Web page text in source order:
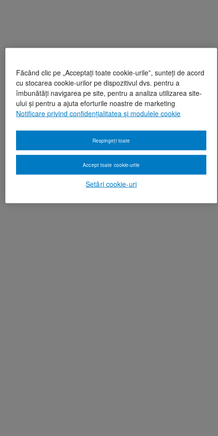
Făcând clic pe „Acceptați toate cookie-urile”, sunteți de acord
cu stocarea cookie-urilor pe dispozitivul dvs. pentru a
îmbunătăți navigarea pe site, pentru a analiza utilizarea site-
ului și pentru a ajuta eforturile noastre de marketing
Notificare privind confidențialitatea și modulele cookie
Setări cookie-uri
Respingeți toate
Accept toate cookie-urile